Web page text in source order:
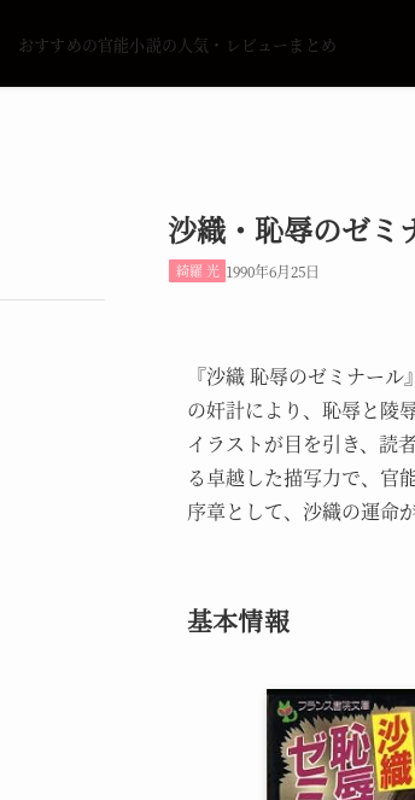
おすすめの官能小説の人気・レビューまとめ
沙織・恥辱のゼミ
綺羅 光 1990年6月25日
『沙織 恥辱のゼミナー
の奸計により、恥辱と陵
イラストが目を引き、読
る卓越した描写力で、官
序章として、沙織の運命
基本情報